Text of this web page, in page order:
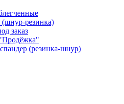
резинка)
заказ
(резинка-шнур)